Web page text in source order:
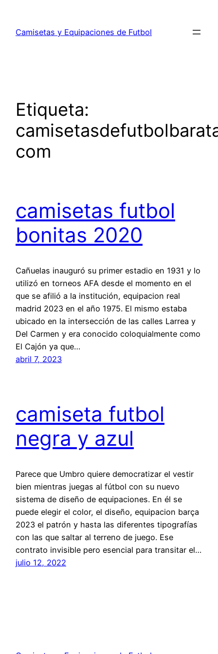
contenido
Camisetas y Equipaciones de Futbol
Etiqueta:
com
camisetas futbol
bonitas 2020
Cañuelas inauguró su primer estadio en 1931 y lo
utilizó en torneos AFA desde el momento en el
que se afilió a la institución, equipacion real
madrid 2023 en el año 1975. El mismo estaba
ubicado en la intersección de las calles Larrea y
Del Carmen y era conocido coloquialmente como
El Cajón ya que…
abril 7, 2023
camiseta futbol
negra y azul
Parece que Umbro quiere democratizar el vestir
bien mientras juegas al fútbol con su nuevo
sistema de diseño de equipaciones. En él se
puede elegir el color, el diseño, equipacion barça
2023 el patrón y hasta las diferentes tipografías
con las que saltar al terreno de juego. Ese
contrato invisible pero esencial para transitar el…
julio 12, 2022